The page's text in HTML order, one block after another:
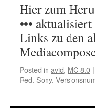
Hier zum
•••
Links zu den
Posted in avid, MC 8.0 |
Red, Sony,